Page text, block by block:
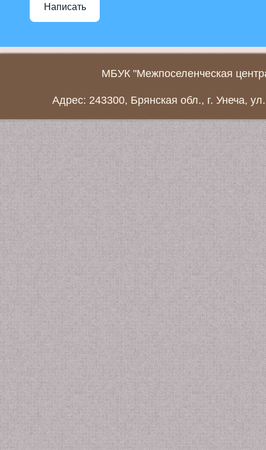
Написать
МБУК "Межпоселенческая
Адрес: 243300, Брянская обл., г. Унеча,